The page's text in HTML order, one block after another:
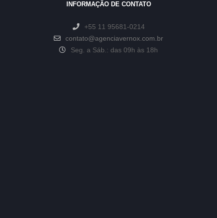
INFORMAÇÃO DE CONTATO
+55 11 95681-0214
contato@agenciavernox.com.br
Seg. a Sáb.: das 09h às 18h